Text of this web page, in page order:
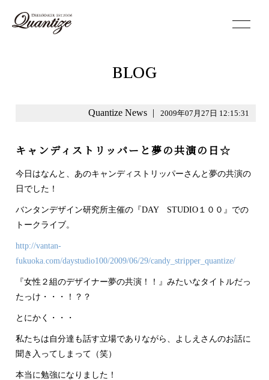
BLOG
Quantize News | 2009年07月27日 12:15:31
キャンディストリッパーと夢の共演の日☆
今日はなんと、あのキャンディストリッパーさんと夢の共演の
日でした！
バンタンデザイン研究所主催の『DAY STUDIO１００』での
トークライブ。
http://vantan-
fukuoka.com/daystudio100/2009/06/29/candy_stripper_quantize/
『女性２組のデザイナー夢の共演！！』みたいなタイトルだっ
たっけ・・・！？？
とにかく・・・
私たちは自分達も話す立場でありながら、よしえさんのお話に
聞き入ってしまって（笑）
本当に勉強になりました！